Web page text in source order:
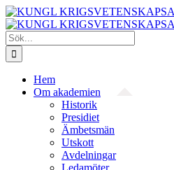
Fortsätt
till
innehållet
Sök
efter:
Hem
Om akademien
Historik
Presidiet
Ämbetsmän
Utskott
Avdelningar
Ledamöter